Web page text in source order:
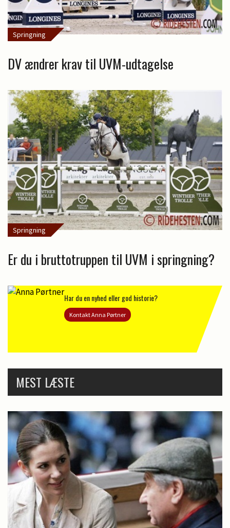
Springning
DV ændrer krav til UVM-udtagelse
Springning
Er du i bruttotruppen til UVM i springning?
Har du en nyhed eller god historie?
Kontakt Anna Pørtner
MEST LÆSTE